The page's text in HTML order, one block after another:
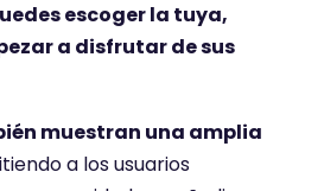
escoger la tuya,
a disfrutar de sus
muestran una amplia
a los usuarios